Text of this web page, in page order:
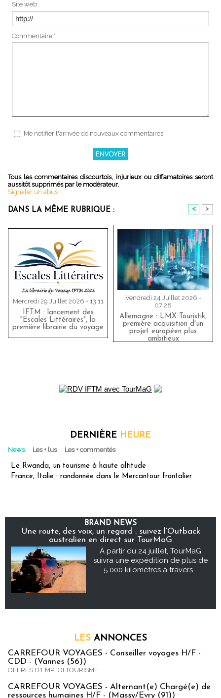
Site web :
Commentaire * :
Me notifier l'arrivée de nouveaux commentaires
Tous les commentaires discourtois, injurieux ou diffamatoires seront
aussitôt supprimés par le modérateur.
Signaler un abus
DANS LA MÊME RUBRIQUE : < >
Mercredi 29 Juillet 2026 - 13:11
IFTM : lancement des
"Escales Littéraires", la
première librairie du voyage
Vendredi 24 Juillet 2026 -
07:28
Allemagne : LMX Touristik,
première acquisition d'un
projet européen plus
ambitieux
DERNIÈRE HEURE
News Les + lus Les + commentés
Le Rwanda, un tourisme à haute altitude
France, Italie : randonnée dans le Mercantour frontalier
BRAND NEWS
Une route, des voix, un regard : suivez l’Outback
australien en direct sur TourMaG
À partir du 24 juillet, TourMaG
suivra une expédition de plus de
5 000 kilomètres à travers...
LES ANNONCES
CARREFOUR VOYAGES - Conseiller voyages H/F -
CDD - (Vannes (56))
OFFRES D'EMPLOI TOURISME
CARREFOUR VOYAGES - Alternant(e) Chargé(e) de
ressources humaines H/F - (Massy/Evry (91))